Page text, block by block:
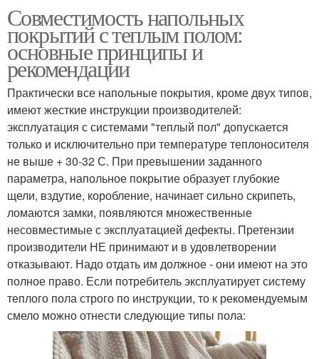
Совместимость напольных
покрытий с теплым полом:
основные принципы и
рекомендации
Практически все напольные покрытия, кроме двух типов,
имеют жесткие инструкции производителей:
эксплуатация с системами "теплый пол" допускается
только и исключительно при температуре теплоносителя
не выше + 30-32 С. При превышении заданного
параметра, напольное покрытие образует глубокие
щели, вздутие, коробление, начинает сильно скрипеть,
ломаются замки, появляются множественные
несовместимые с эксплуатацией дефекты. Претензии
производители НЕ принимают и в удовлетворении
отказывают. Надо отдать им должное - они имеют на это
полное право. Если потребитель эксплуатирует систему
теплого пола строго по инструкции, то к рекомендуемым
смело можно отнести следующие типы пола: